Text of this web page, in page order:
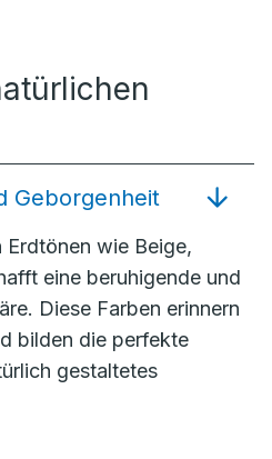
Geborgenheit
wie Beige,
eine beruhigende und
Diese Farben erinnern
bilden die perfekte
gestaltetes